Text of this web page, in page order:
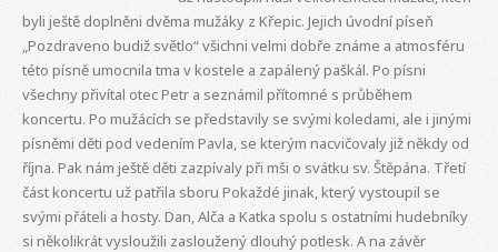
byli ještě doplněni dvěma mužáky z Křepic. Jejich úvodní píseň
„Pozdraveno budiž světlo“ všichni velmi dobře známe a atmosféru
této písně umocnila tma v kostele a zapálený paškál. Po písni
všechny přivítal otec Petr a seznámil přítomné s průběhem
koncertu. Po mužácích se představily se svými koledami, ale i jinými
písněmi děti pod vedením Pavla, se kterým nacvičovaly již někdy od
října. Pak nám ještě děti zazpívaly při mši o svátku sv. Štěpána. Třetí
část koncertu už patřila sboru Pokaždé jinak, který vystoupil se
svými přáteli a hosty. Dan, Alča a Katka spolu s ostatními hudebníky
si několikrát vysloužili zasloužený dlouhý potlesk. A na závěr